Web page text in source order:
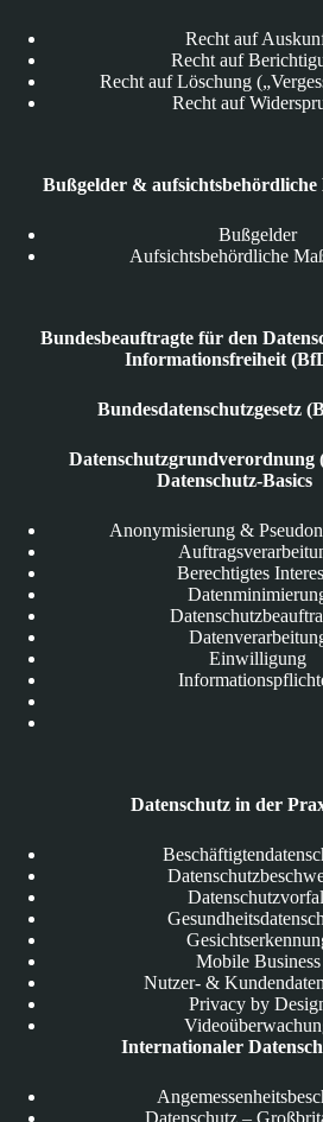
Recht auf
Recht auf
Recht auf Löschung
Recht auf
Bußgelder & aufsichtsbehördliche
Bußgelder
Aufsichtsbehördliche
Bundesbeauftragte für den
Informationsfreiheit
Bundesdatenschutzgesetz
Datenschutzgrundverordnung
Datenschutz-Basics
Anonymisierung &
Berechtigtes
Einwilligung
Datenschutz in der
Mobile Business
Nutzer- &
Privacy by
Internationaler
Datenschutz –